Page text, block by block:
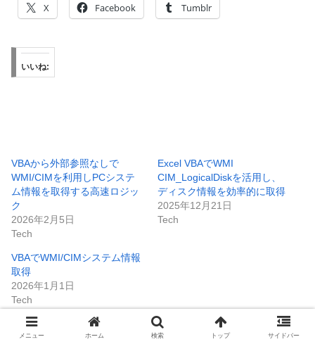
X Facebook Tumblr
いいね:
VBAから外部参照なしで
WMI/CIMを利用しPCシステ
ム情報を取得する高速ロジッ
ク
2026年2月5日
Tech
Excel VBAでWMI
CIM_LogicalDiskを活用し、
ディスク情報を効率的に取得
2025年12月21日
Tech
VBAでWMI/CIMシステム情報
取得
2026年1月1日
Tech
メニュー ホーム 検索 トップ サイドバー